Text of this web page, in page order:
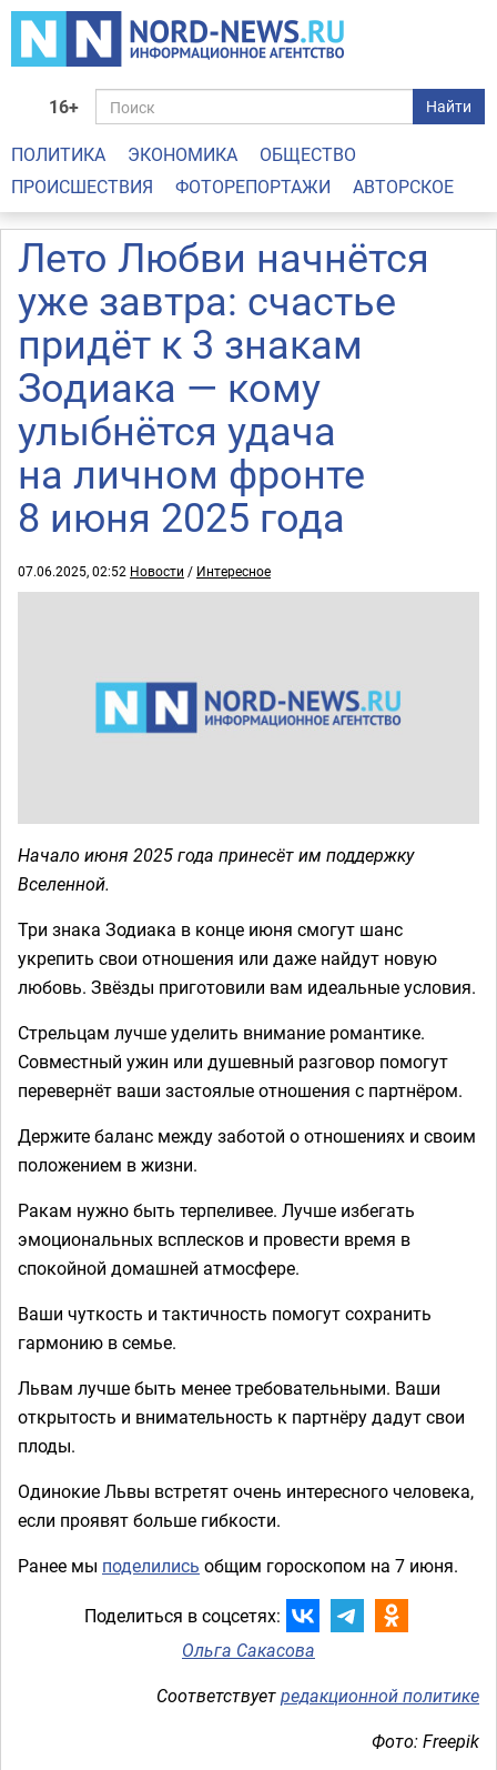
16+ Найти
ПОЛИТИКА ЭКОНОМИКА
ОБЩЕСТВО
ПРОИСШЕСТВИЯ
ФОТОРЕПОРТАЖИ АВТОРСКОЕ
Лето Любви начнётся
уже завтра: счастье
придёт к 3 знакам
Зодиака — кому
улыбнётся удача
на личном фронте
8 июня 2025 года
07.06.2025, 02:52 Новости / Интересное
Начало июня 2025 года принесёт им поддержку
Вселенной.
Три знака Зодиака в конце июня смогут шанс
укрепить свои отношения или даже найдут новую
любовь. Звёзды приготовили вам идеальные условия.
Стрельцам лучше уделить внимание романтике.
Совместный ужин или душевный разговор помогут
перевернёт ваши застоялые отношения с партнёром.
Держите баланс между заботой о отношениях и своим
положением в жизни.
Ракам нужно быть терпеливее. Лучше избегать
эмоциональных всплесков и провести время в
спокойной домашней атмосфере.
Ваши чуткость и тактичность помогут сохранить
гармонию в семье.
Львам лучше быть менее требовательными. Ваши
открытость и внимательность к партнёру дадут свои
плоды.
Одинокие Львы встретят очень интересного человека,
если проявят больше гибкости.
Ранее мы поделились общим гороскопом на 7 июня.
Поделиться в соцсетях:
Ольга Сакасова
Соответствуетредакционной политике
Фото: Freepik